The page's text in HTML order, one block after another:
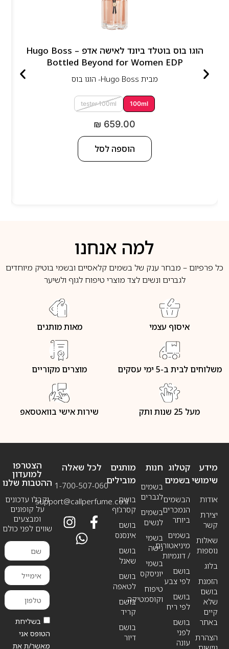
הוגו בוס בוטלד ביונד לאישה אדפ – Hugo Boss
Bottled Beyond for Women EDP
מבית Hugo Boss- הוגו בוס
100ml
tester 100ml
₪ 659.00
הוספה לסל
למה אנחנו
כל פרפיום – מבחר ענק של בשמים קלאסיים ובשמי בוטיק מיוחדים
לגברים ונשים לצד מוצרי טיפוח לגוף ולשיער
איסוף עצמי מאות מותגים
משלוחים לבית ב-5 ימי עסקים מוצרים מקוריים
מעל 25 שנות ותק שירות אישי בוואטסאפ
מידע
שימושי
אודות
יצירת
קשר
שאלות
נוספות
בלוג
הזמנת
בושם
שלא
קיים
באתר
הצהרת
חנות
בשמים
לגברים
בשמים
לנשים
בשמי
נישה
בשמי
יוניסקס
טיפוח
וקוסמטיקה
קטלוג
בשמים
הבשמים
הנמכרים
ביותר
בשמים
מיניאטורים
/ דוגמיות
בושם
לפי צבע
בושם
לפי ריח
בושם
לפני
עונה
מותגים
מובילים
בושם
קסרג’וף
בושם
אינסנס
בושם
שאנל
בושם
לטאפה
בושם
קריד
בושם
דיור
לכל שאלה
1-700-507-060
support@callperfume.co.il
הצטרפו
למועדון
ההטבות שלנו
וקבלו עדכונים
על קופונים
ומבצעים
שווים לפני כולם
בשליחת
הטופס אני
מאשר/ת את